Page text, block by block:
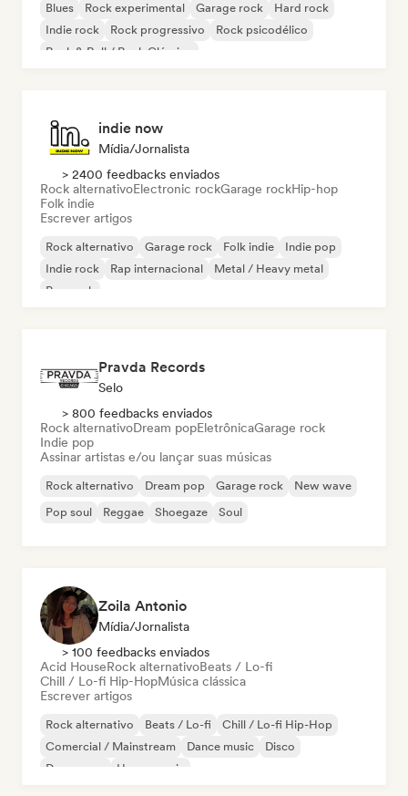
Blues Rock experimental Garage rock
Hard rock
Indie rock
Rock progressivo
Rock psicodélico
Rock & Roll / Rock Clássico
indie now
Mídia/Jornalista
> 2400 feedbacks enviados
Rock alternativoElectronic rockGarage rockHip-hop
Folk indie
Escrever artigos
Rock alternativo Garage rock Folk indie
Indie pop
Indie rock
Rap internacional
Metal / Heavy metal
Pop rock
Pravda Records
Selo
> 800 feedbacks enviados
Rock alternativoDream popEletrônicaGarage rock
Indie pop
Assinar artistas e/ou lançar suas músicas
Rock alternativo Dream pop Garage rock
New wave
Pop soul
Reggae Shoegaze Soul
Zoila Antonio
Mídia/Jornalista
> 100 feedbacks enviados
Acid HouseRock alternativoBeats / Lo-fi
Chill / Lo-fi Hip-HopMúsica clássica
Escrever artigos
Rock alternativo Beats / Lo-fi
Chill / Lo-fi Hip-Hop
Comercial / Mainstream
Dance music
Disco
Dream pop
House music